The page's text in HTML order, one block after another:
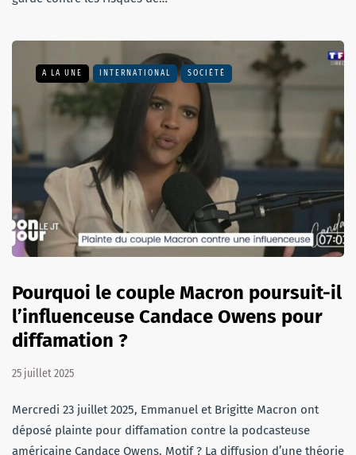
A LA UNE INTERNATIONAL SOCIÉTÉ
Pourquoi le couple Macron poursuit-il
l’influenceuse Candace Owens pour
diffamation ?
25 juillet 2025
Mercredi 23 juillet 2025, Emmanuel et Brigitte Macron ont
déposé plainte pour diffamation contre la podcasteuse
américaine Candace Owens. Motif ? La diffusion d’une théorie